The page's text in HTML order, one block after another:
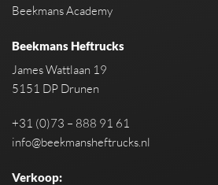
Beekmans Academy
Beekmans Heftrucks
James Wattlaan 19
5151 DP Drunen
+31 (0)73 – 888 91 61
info@beekmansheftrucks.nl
Verkoop: